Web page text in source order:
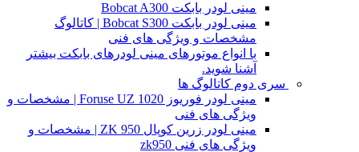
مینی لودر بابکت Bobcat A300
مینی لودر بابکت Bobcat S300 | کاتالوگ
مشخصات و ویژگی های فنی
با انواع موتورهای مینی لودرهای بابکت بیشتر
آشنا شوید.
سری دوم کاتالوگ ها
مینی لودر فوریوز Foruse UZ 1020 | مشخصات و
ویژگی های فنی
مینی لودر زرین کوپال ZK 950 | مشخصات و
ویژگی های فنی zk950